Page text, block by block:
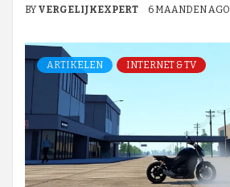
BY VERGELIJKEXPERT 6 MAANDEN AGO
ARTIKELEN INTERNET & TV